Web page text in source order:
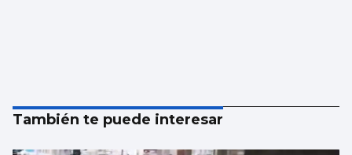
También te puede interesar